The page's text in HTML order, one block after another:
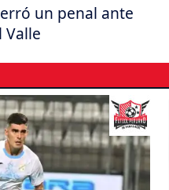
un penal ante